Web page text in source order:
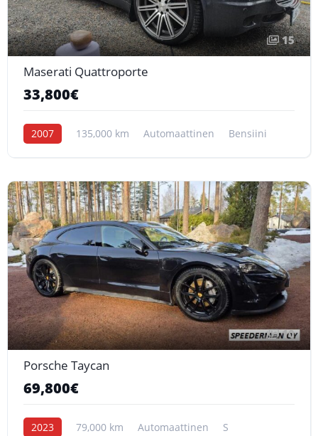
15
Maserati Quattroporte
33,800€
2007 135,000 km Automaattinen Bensiini
10
Porsche Taycan
69,800€
2023 79,000 km Automaattinen S